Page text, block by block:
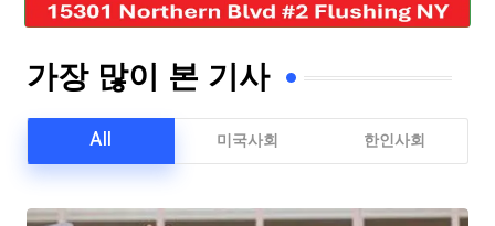
가장 많이 본 기사
All 미국사회 한인사회